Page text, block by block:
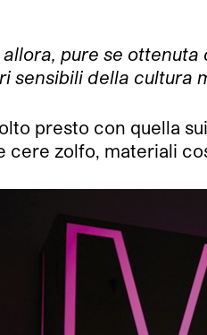
pure se
sensibili della cultura
presto con quella
cere zolfo, materiali